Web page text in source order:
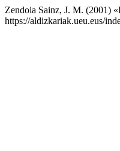
Zendoia Sainz, J. M. (2001)
https://aldizkariak.ueu.eus/